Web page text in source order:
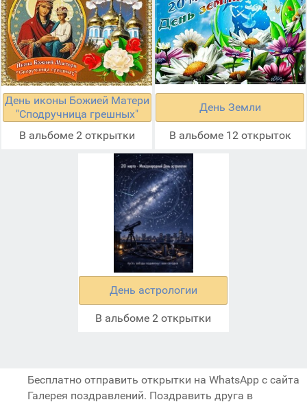
День иконы Божией Матери
"Сподручница грешных"
В альбоме 2 открытки
День Земли
В альбоме 12 открыток
День астрологии
В альбоме 2 открытки
Бесплатно отправить открытки на WhatsApp с сайта
Галерея поздравлений. Поздравить друга в